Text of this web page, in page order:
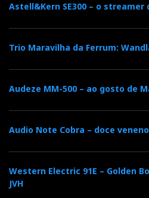
Astell&Kern SE300 – o streamer
Trio Maravilha da Ferrum:
Audeze MM-500 – ao gosto de
Audio Note Cobra – doce veneno
Western Electric 91E – Golden
JVH